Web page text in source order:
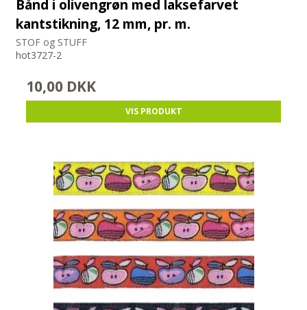
Bånd i olivengrøn med laksefarvet
kantstikning, 12 mm, pr. m.
STOF og STUFF
hot3727-2
10,00 DKK
VIS PRODUKT